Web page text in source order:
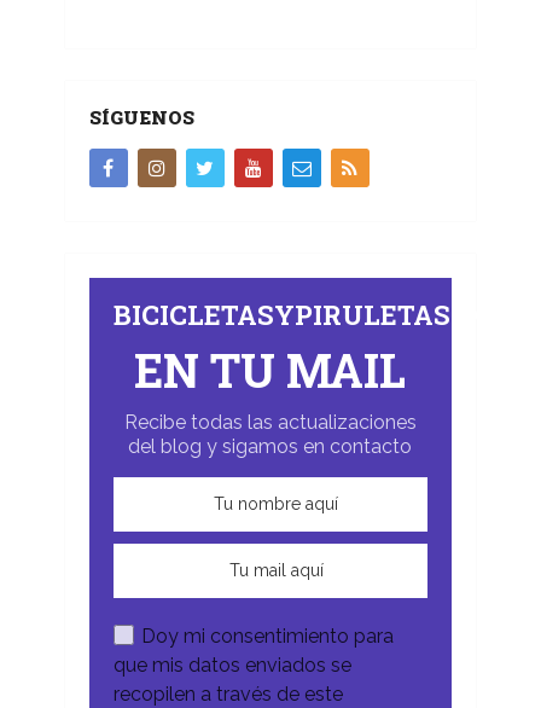
SÍGUENOS
BICICLETASYPIRULETAS.COM
EN TU MAIL
Recibe todas las actualizaciones
del blog y sigamos en contacto
Doy mi consentimiento para
que mis datos enviados se
recopilen a través de este